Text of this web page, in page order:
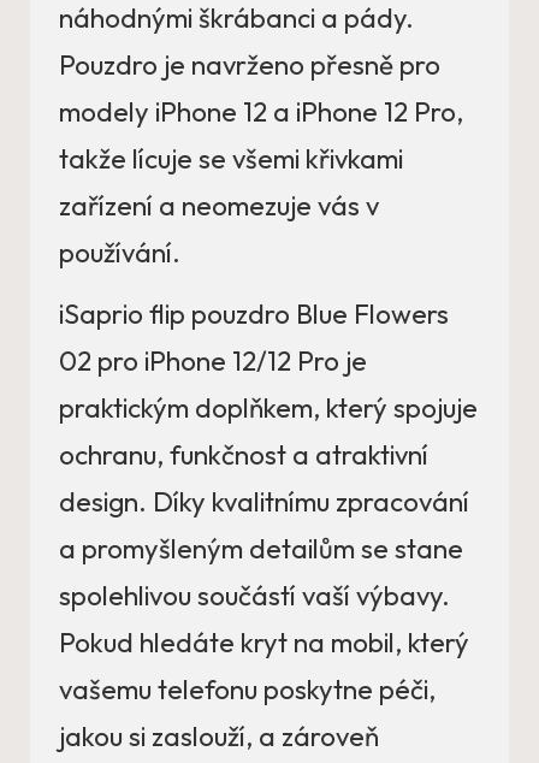
náhodnými škrábanci a pády.
Pouzdro je navrženo přesně pro
modely iPhone 12 a iPhone 12 Pro,
takže lícuje se všemi křivkami
zařízení a neomezuje vás v
používání.
iSaprio flip pouzdro Blue Flowers
02 pro iPhone 12/12 Pro je
praktickým doplňkem, který spojuje
ochranu, funkčnost a atraktivní
design. Díky kvalitnímu zpracování
a promyšleným detailům se stane
spolehlivou součástí vaší výbavy.
Pokud hledáte kryt na mobil, který
vašemu telefonu poskytne péči,
jakou si zaslouží, a zároveň